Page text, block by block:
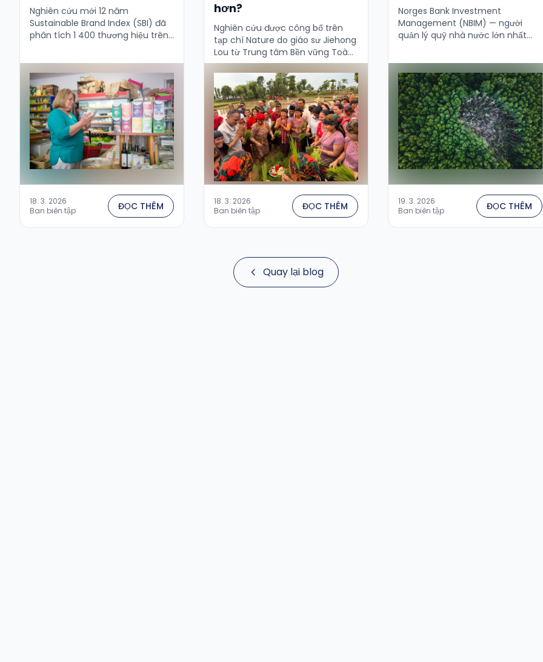
Nghiên cứu mới 12 năm
Sustainable Brand Index (SBI) đã
phân tích 1 400 thương hiệu trên
18. 3. 2026
Ban biên tập
ĐỌC THÊM
hơn?
Nghiên cứu được công bố trên
tạp chí Nature do giáo sư Jiehong
Lou từ Trung tâm Bền vững Toàn
cầu tại Đại học Maryland dẫn dắt,
tiết lộ một …
18. 3. 2026
Ban biên tập
ĐỌC THÊM
Norges Bank Investment
Management (NBIM) — người
quản lý quỹ nhà nước lớn nhất
niêm …
19. 3. 2026
Ban biên tập
ĐỌC THÊM
Quay lại blog